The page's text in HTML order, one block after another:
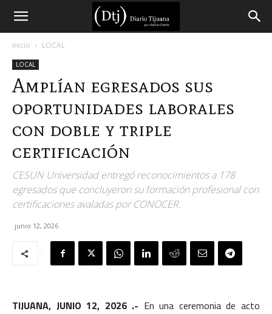
Diario
Tijuana
Inicio LOCAL
LOCAL
Amplían egresados sus
oportunidades laborales
con doble y triple
certificación
CESUN Universidad entregó reconocimientos a 178
egresados que concluyeron su formación profesional con
certificaciones avaladas por CONOCER.
junio 12, 2026
TIJUANA, JUNIO 12, 2026 .- En una ceremonia de acto